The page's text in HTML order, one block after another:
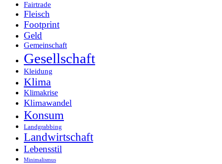
Fairtrade
Fleisch
Footprint
Geld
Gemeinschaft
Gesellschaft
Kleidung
Klima
Klimakrise
Klimawandel
Konsum
Landgrabbing
Landwirtschaft
Lebensstil
Minimalismus